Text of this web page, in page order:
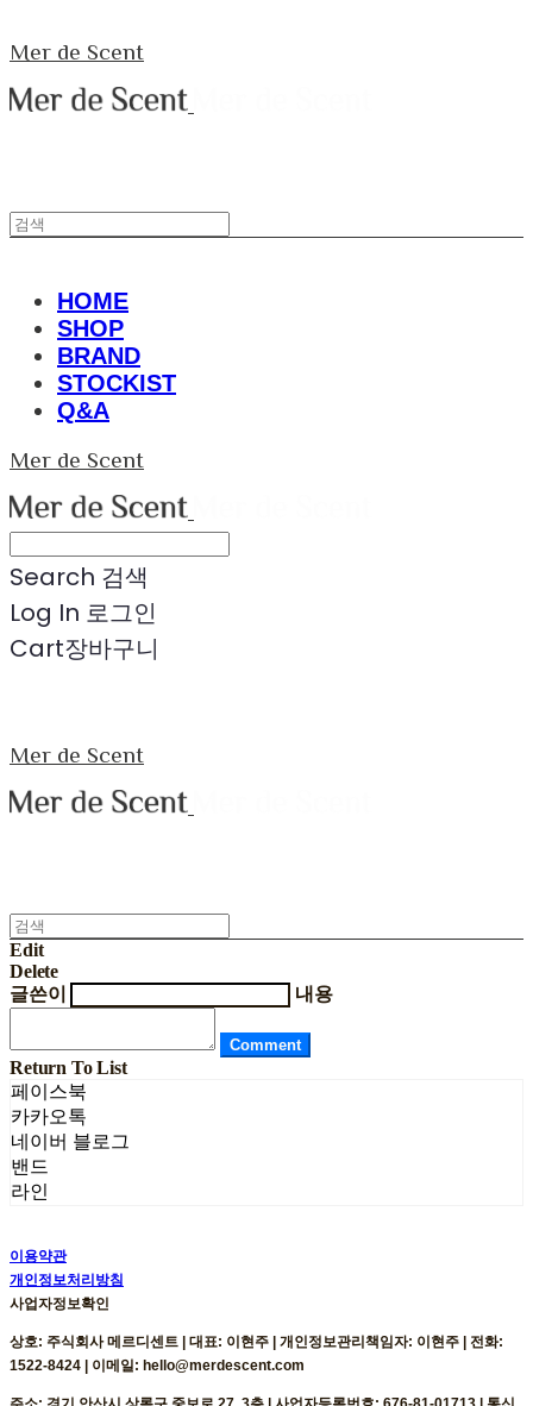
Mer de Scent
HOME
SHOP
BRAND
STOCKIST
Q&A
Mer de Scent
Search 검색
Log In 로그인
Cart장바구니
Mer de Scent
Edit
Delete
글쓴이
내용
Comment
Return To List
페이스북
카카오톡
네이버 블로그
밴드
라인
이용약관
개인정보처리방침
사업자정보확인
상호: 주식회사 메르디센트 | 대표: 이현주 | 개인정보관리책임자: 이현주 | 전화:
1522-8424 | 이메일: hello@merdescent.com